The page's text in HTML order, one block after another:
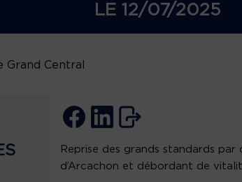
LE12/07/2025
Reprise des grands standards
d’Arcachon et débordant de